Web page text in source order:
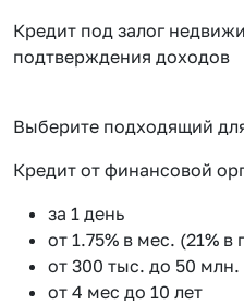
Кредит под залог
подтверждения доходов
Выберите подходящий
Кредит от финансовой
за 1 день
от 1.75% в мес. (21% в
от 300 тыс. до 50 млн.
от 4 мес до 10 лет